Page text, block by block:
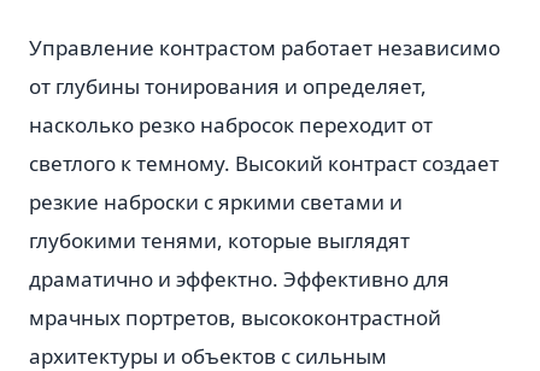
Управление контрастом работает независимо
от глубины тонирования и определяет,
насколько резко набросок переходит от
светлого к темному. Высокий контраст создает
резкие наброски с яркими светами и
глубокими тенями, которые выглядят
драматично и эффектно. Эффективно для
мрачных портретов, высококонтрастной
архитектуры и объектов с сильным